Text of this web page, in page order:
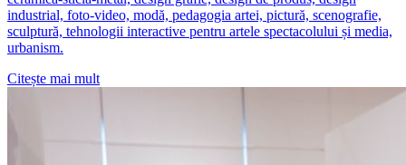
industrial, foto-video, modă, pedagogia artei, pictură, scenografie,
sculptură, tehnologii interactive pentru artele spectacolului și media,
urbanism.
Citește mai mult